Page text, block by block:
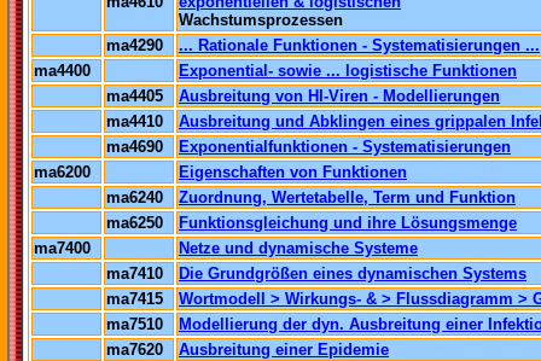
Wachstumsprozessen
ma4290
... Rationale Funktionen - Systematisierungen ...
ma4400
Exponential- sowie ... logistische Funktionen
ma4405
Ausbreitung von HI-Viren - Modellierungen
ma4410
Ausbreitung und Abklingen eines grippalen
ma4690
Exponentialfunktionen - Systematisierungen
ma6200
Eigenschaften von Funktionen
ma6240
Zuordnung, Wertetabelle, Term und Funktion
ma6250
Funktionsgleichung und ihre Lösungsmenge
ma7400
Netze und dynamische Systeme
ma7410
Die Grundgrößen eines dynamischen Systems
ma7415
Wortmodell > Wirkungs- & > Flussdiagramm >
ma7510
Modellierung der dyn. Ausbreitung einer
ma7620
Ausbreitung einer Epidemie